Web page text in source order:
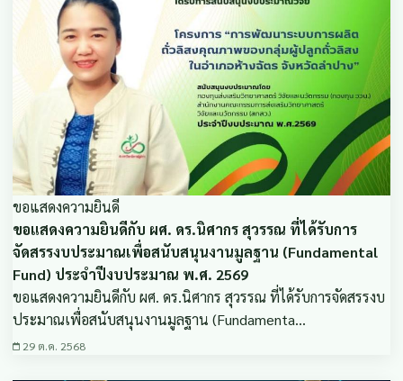
ขอแสดงความยินดี
ขอแสดงความยินดีกับ ผศ. ดร.นิศากร สุวรรณ ที่ได้รับการ
จัดสรรงบประมาณเพื่อสนับสนุนงานมูลฐาน (Fundamental
Fund) ประจำปีงบประมาณ พ.ศ. 2569
ขอแสดงความยินดีกับ ผศ. ดร.นิศากร สุวรรณ ที่ได้รับการจัดสรรงบ
ประมาณเพื่อสนับสนุนงานมูลฐาน (Fundamenta…
29 ต.ค. 2568